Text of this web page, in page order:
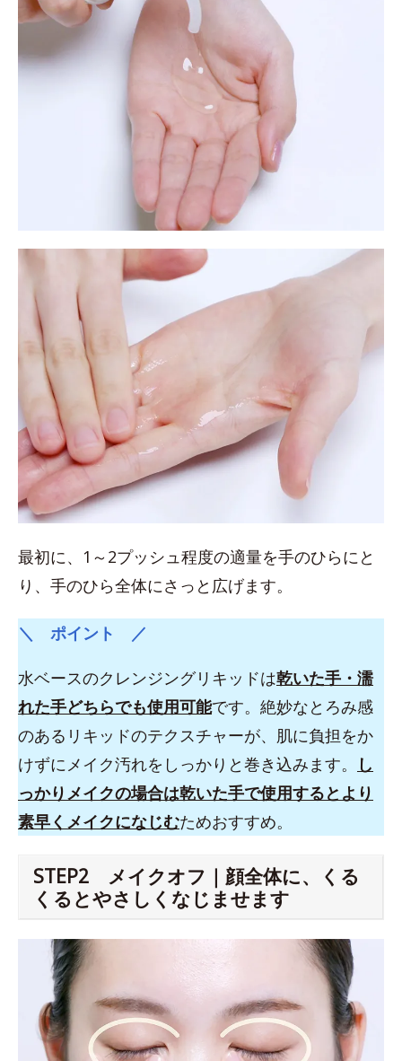
最初に、1～2プッシュ程度の適量を手のひらにと
り、手のひら全体にさっと広げます。
＼ ポイント ／
水ベースのクレンジングリキッドは乾いた手・濡
れた手どちらでも使用可能です。絶妙なとろみ感
のあるリキッドのテクスチャーが、肌に負担をか
けずにメイク汚れをしっかりと巻き込みます。
し
っかりメイクの場合は乾いた手で使用するとより
素早くメイクになじむためおすすめ。
STEP2 メイクオフ｜顔全体に、くる
くるとやさしくなじませます